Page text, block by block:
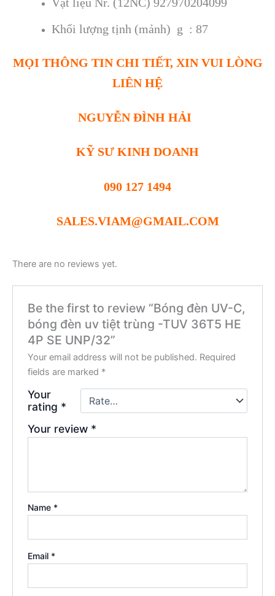
Khối lượng tịnh (mảnh) g : 87
MỌI THÔNG TIN CHI TIẾT, XIN VUI LÒNG
LIÊN HỆ
NGUYỄN ĐÌNH HẢI
KỸ SƯ KINH DOANH
090 127 1494
SALES.VIAM@GMAIL.COM
There are no reviews yet.
Be the first to review “Bóng đèn UV-C,
bóng đèn uv tiệt trùng -TUV 36T5 HE
4P SE UNP/32”
Your email address will not be published. Required
fields are marked *
Your
rating *
Your review *
Name *
Email *